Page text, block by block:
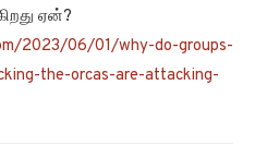
ஏன்?
2023/06/01/why-do-groups-
the-orcas-are-attacking-